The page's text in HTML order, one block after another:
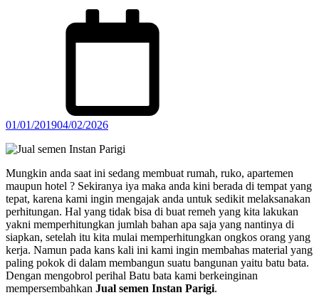
01/01/201904/02/2026
Mungkin anda saat ini sedang membuat rumah, ruko, apartemen
maupun hotel ? Sekiranya iya maka anda kini berada di tempat yang
tepat, karena kami ingin mengajak anda untuk sedikit melaksanakan
perhitungan. Hal yang tidak bisa di buat remeh yang kita lakukan
yakni memperhitungkan jumlah bahan apa saja yang nantinya di
siapkan, setelah itu kita mulai memperhitungkan ongkos orang yang
kerja. Namun pada kans kali ini kami ingin membahas material yang
paling pokok di dalam membangun suatu bangunan yaitu batu bata.
Dengan mengobrol perihal Batu bata kami berkeinginan
mempersembahkan Jual semen Instan Parigi.